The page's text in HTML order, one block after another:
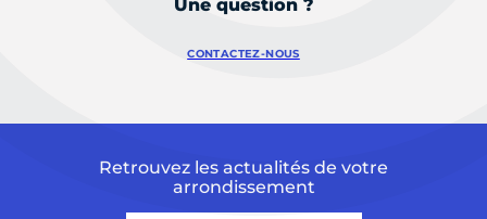
Une question ?
CONTACTEZ-NOUS
Retrouvez les actualités de votre
arrondissement